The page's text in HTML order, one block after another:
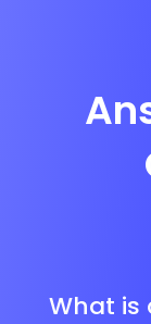
What is